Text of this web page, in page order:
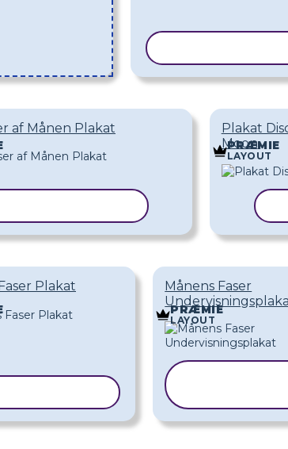
af Månen Plakat
Plakat
Moon
PRÆMIE
LAYOUT
Plakat
Månens Faser
PRÆMIE
LAYOUT